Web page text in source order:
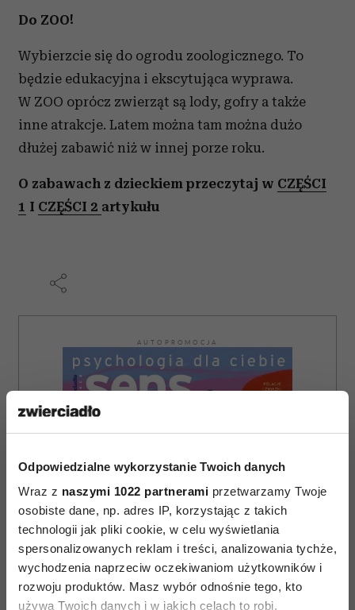
Odpowiedzialne wykorzystanie Twoich danych
Wraz z naszymi 1022 partnerami przetwarzamy Twoje
osobiste dane, np. adres IP, korzystając z takich
technologii jak pliki cookie, w celu wyświetlania
spersonalizowanych reklam i treści, analizowania tychże,
wychodzenia naprzeciw oczekiwaniom użytkowników i
rozwoju produktów. Masz wybór odnośnie tego, kto
używa Twoich danych i w jakich celach to robi.
Do ZOO!
Wybierzcie się do ogrodu zoologicznego. To
będzie edukacyjna i ekscytująca wyprawa.
W ZOO oprócz zwierząt są lody, gofry a także
inne atrakcje. Latem można tam można dużo
dłużej zabawić niż w innej porze roku.
O zabawach z dzieckiem przeczytaj w CZĘŚCI
1 I CZĘŚCI 2 artykułu
AUTOPROMOCJA